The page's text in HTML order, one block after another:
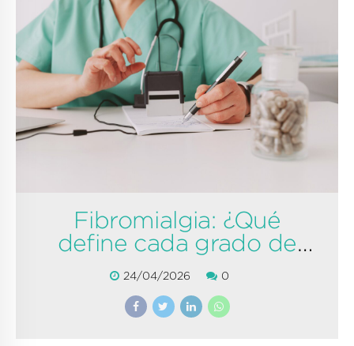
24/04/2026 0
Fibromialgia: ¿Qué
define cada grado de
dolor?